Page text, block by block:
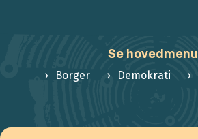
Se hovedmenu
Borger Demokrati